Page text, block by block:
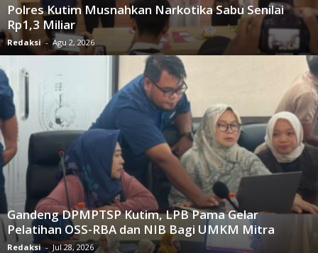
Polres Kutim Musnahkan Narkotika Sabu Senilai
Rp1,3 Miliar
Redaksi - Agu 2, 2026
Gandeng DPMPTSP Kutim, LPB Pama Gelar
Pelatihan OSS-RBA dan NIB Bagi UMKM Mitra
Redaksi - Jul 28, 2026